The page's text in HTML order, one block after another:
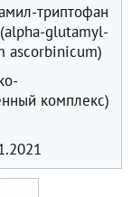
триптофан
(alpha-glutamyl-
ascorbinicum)
комплекс)